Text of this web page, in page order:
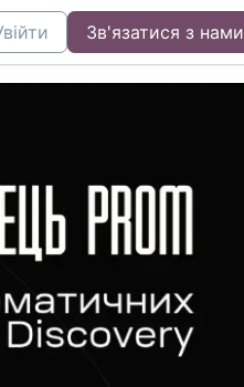
Зв'язатися з нами